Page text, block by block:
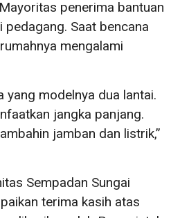
penerima bantuan
Saat bencana
mengalami
yang modelnya dua lantai.
jangka panjang.
jamban dan listrik,”
Sempadan Sungai
terima kasih atas